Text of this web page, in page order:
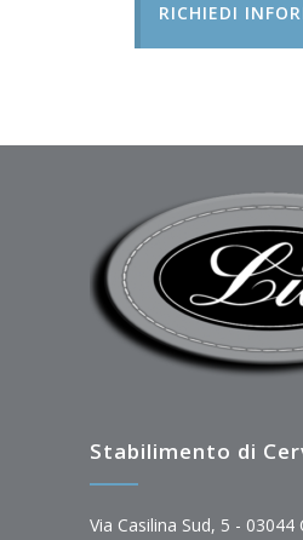
RICHIEDI
Stabilimento di
Via Casilina Sud, 5 - 03044